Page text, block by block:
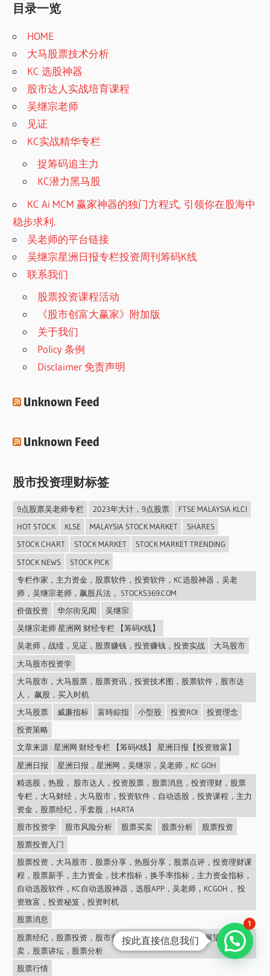
目录一览
HOME
大马股票技术分析
KC 选股神器
股市达人实战培育课程
吴继宗老师
见证
KC实战精华专栏
捉筹码追主力
KC潜力黑马股
KC Ai MCM 赢家神器的独门方程式, 引领你在股海中
稳步求利.
吴老师的平台链接
吴继宗星洲日报专栏投资周刊筹码K线
联系我们
股票投资课程活动
《股市创富大赢家》附加版
关于我们
Policy 条例
Disclaimer 免责声明
Unknown Feed
Unknown Feed
股市投资理财标签
9点股票吴老师专栏 2023年大计，9点股票
FTSE MALAYSIA KLCI
HOT STOCK
KLSE MALAYSIA STOCK MARKET
SHARES
STOCK CHART
STOCK MARKET
STOCK MARKET TRENDING
STOCK NEWS
STOCK PICK
专栏作家，主力资金，股票软件，投资软件，KC选股神器，吴老
师，吴继宗老师，飙股兵法， STOCKS369.COM
价值投资
华尔街见闻
吴继宗
吴继宗老师 星洲网 财经专栏 【筹码K线】
吴老师，战绩，见证，股票赚钱，投资赚钱，投资实战
大马股市
大马股市投资学
大马股市，大马股票，股票资讯，投资技术图，股票软件，股市达
人， 飙股，买入时机
大马股票
威廉指标 富時綜指 小型股 投资ROI
投资理念
投资策略
文章来源 : 星洲网 财经专栏 【筹码K线】 星洲日报【投资致富】
星洲日报
星洲日报，星洲网，吴继宗，吴老师，KC GOH
精选股，热股， 股市达人，投资股票，股票消息，投资理财，股票
专栏，大马财经，大马股市，投资软件，自动选股，投资课程，主力
资金，股票经纪，手套股，HARTA
股市投资学
股市风险分析 股票买卖 股票分析
股票投资
股票投资入门
股票投资，大马股市，股票分享，热股分享，股票点评，投资理财课
程，股票新手，主力资金，技术指标，换手率指标，主力资金指标，
自动选股软件，KC自动选股神器，选股APP，吴老师，KCGOH， 投
资致富，投资秘笈，投资时机
股票消息
股票经纪，股票投资，股市资讯，大马股市，大马股市展望，股票买
卖，股票讲坛，股票分析
股票行情
按此直接信息我们
1